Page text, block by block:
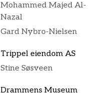
Mohammed Majed Al-
Nazal
Gard Nybro-Nielsen
Trippel eiendom AS
Stine Søsveen
Drammens Museum